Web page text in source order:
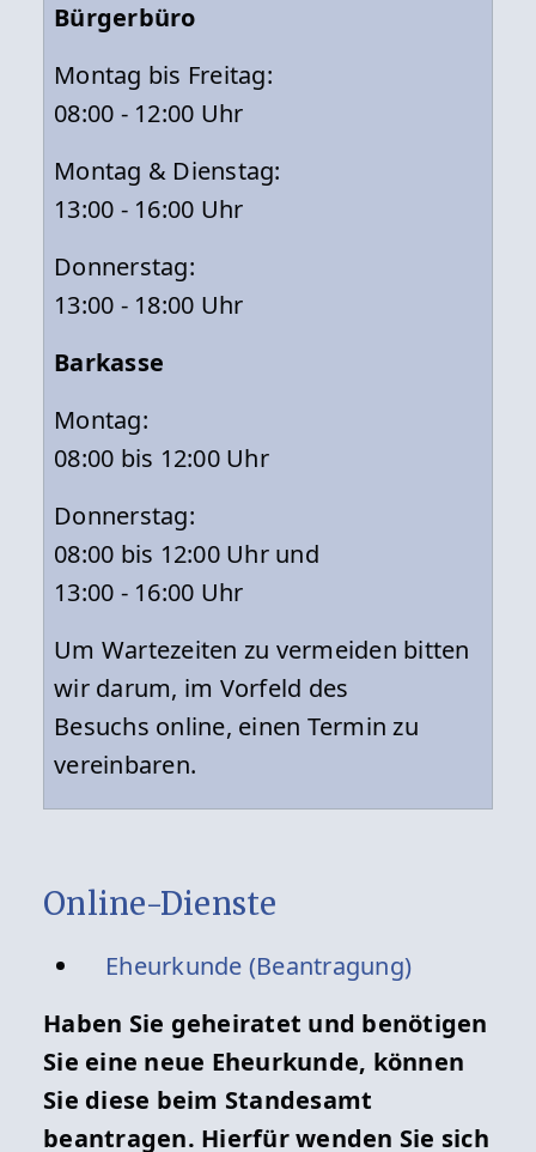
Bürgerbüro
Montag bis Freitag:
08:00 - 12:00 Uhr
Montag & Dienstag:
13:00 - 16:00 Uhr
Donnerstag:
13:00 - 18:00 Uhr
Barkasse
Montag:
08:00 bis 12:00 Uhr
Donnerstag:
08:00 bis 12:00 Uhr und
13:00 - 16:00 Uhr
Um Wartezeiten zu vermeiden bitten
wir darum, im Vorfeld des
Besuchs online, einen Termin zu
vereinbaren.
Online-Dienste
Eheurkunde (Beantragung)
Haben Sie geheiratet und benötigen
Sie eine neue Eheurkunde, können
Sie diese beim Standesamt
beantragen. Hierfür wenden Sie sich